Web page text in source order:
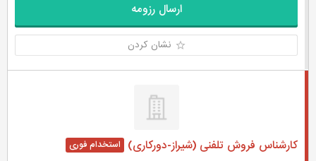
ارسال رزومه
نشان کردن
کارشناس فروش تلفنی (شیراز-دورکاری)